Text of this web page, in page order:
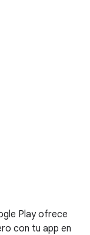
Play ofrece
con tu app en